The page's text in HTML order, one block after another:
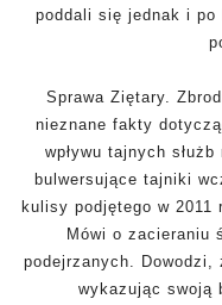
poddali się jednak i po
Sprawa Ziętary.
nieznane fakty
wpływu tajnych
bulwersujące tajniki
kulisy podjętego w 2011
Mówi o zacieraniu
podejrzanych. Dowodzi,
wykazując swoją